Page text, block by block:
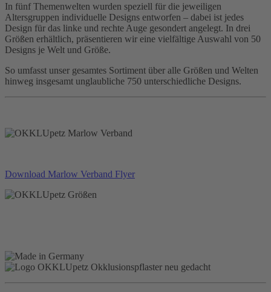
In fünf Themenwelten wurden speziell für die jeweiligen
Altersgruppen individuelle Designs entworfen – dabei ist jedes
Design für das linke und rechte Auge gesondert angelegt. In drei
Größen erhältlich, präsentieren wir eine vielfältige Auswahl von 50
Designs je Welt und Größe.
So umfasst unser gesamtes Sortiment über alle Größen und Welten
hinweg insgesamt unglaubliche 750 unterschiedliche Designs.
Download Marlow Verband Flyer